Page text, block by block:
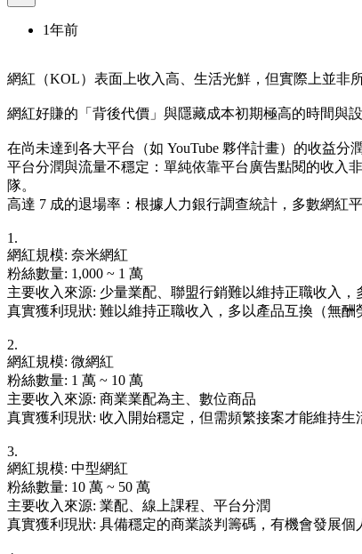
1年前
網紅（KOL）表面上收入高、生活光鮮，但實際上並非
網紅好賺的「背後代價」與隱藏成本初期極高的時間與設
在尚未達到各大平台（如 YouTube 夥伴計畫）的收益
平台分潤與流量不穩定：單純依靠平台廣告點閱的收入
隊。
高達 7 成的退場率：根據人力銀行調查統計，多數網紅
1.
網紅規模: 奈米網紅
粉絲數量: 1,000 ~ 1 萬
主要收入來源: 少量業配、聯盟行銷難以維持正職收入，
真實獲利現狀: 難以維持正職收入，多以產品互換（無酬
2.
網紅規模: 微網紅
粉絲數量: 1 萬 ~ 10 萬
主要收入來源: 商業業配為主、數位商品
真實獲利現狀: 收入開始穩定，但需頻繁接案才能維持生
3.
網紅規模: 中型網紅
粉絲數量: 10 萬 ~ 50 萬
主要收入來源: 業配、線上課程、平台分潤
真實獲利現狀: 具備穩定的商業談判籌碼，有機會發展個